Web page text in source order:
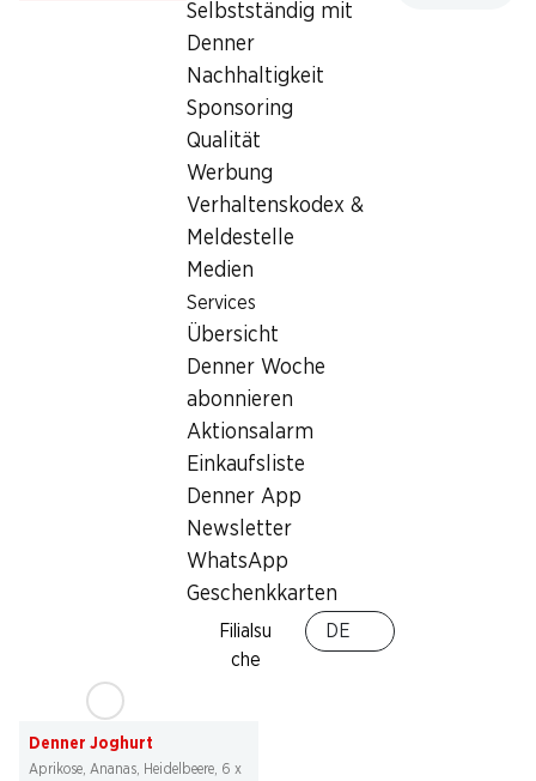
Selbstständig mit
Denner
Nachhaltigkeit
Sponsoring
Qualität
Werbung
Verhaltenskodex &
Meldestelle
Medien
Services
Übersicht
Denner Woche
abonnieren
Aktionsalarm
Einkaufsliste
Denner App
Newsletter
WhatsApp
Geschenkkarten
Filialsu
che
DE
Labels und Auszeichnungen
1020059
Was andere Kunden kaufen
TamTam Flan Schweizer
2.95
Denner Joghurt
Erdbeere, Waldbeeren, Himbeere, 6
24%
statt 3.90
Denner Joghurt
Aprikose, Ananas, Heidelbeere, 6 x